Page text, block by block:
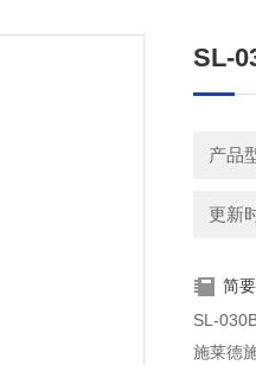
SL-
产品
更新
简
SL-
施莱德